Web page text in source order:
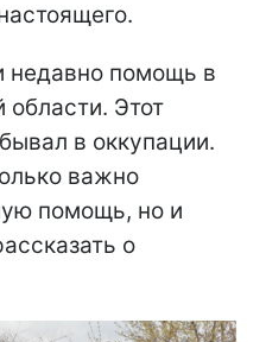
недавно помощь в
Этот
в оккупации.
важно
помощь, но и
о